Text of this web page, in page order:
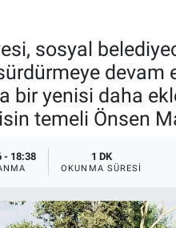
sosyal
devam
bir yenisi daha
temeli Önsen
- 18:38 1 DK
OKUNMA SÜRESI
Fikstür